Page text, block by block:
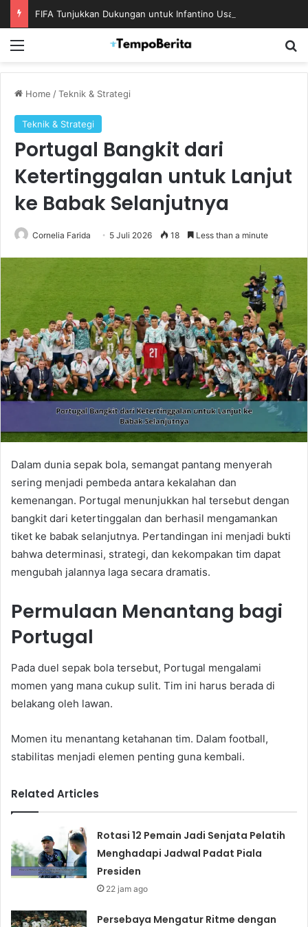
Home /Teknik & Strategi
Teknik & Strategi
Portugal Bangkit dari
Ketertinggalan untuk Lanjut
ke Babak Selanjutnya
Cornelia Farida 5 Juli 2026 18 Less than a minute
Dalam dunia sepak bola, semangat pantang menyerah
sering menjadi pembeda antara kekalahan dan
kemenangan. Portugal menunjukkan hal tersebut dengan
bangkit dari ketertinggalan dan berhasil mengamankan
tiket ke babak selanjutnya. Pertandingan ini menjadi bukti
bahwa determinasi, strategi, dan kekompakan tim dapat
mengubah jalannya laga secara dramatis.
Permulaan Menantang bagi
Portugal
Pada duel sepak bola tersebut, Portugal mengalami
momen yang mana cukup sulit. Tim ini harus berada di
belakang oleh lawan.
Momen itu menantang ketahanan tim. Dalam football,
stabilitas menjadi elemen penting guna kembali.
Related Articles
Rotasi 12 Pemain Jadi Senjata Pelatih
Menghadapi Jadwal Padat Piala
Presiden
22 jam ago
Persebaya Mengatur Ritme dengan